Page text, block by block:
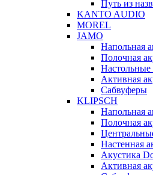
Путь из
KANTO AUDIO
MOREL
JAMO
Напольная
Полочная
Активная
Сабвуферы
KLIPSCH
Напольная
Полочная
Настенная
Акустика
Активная